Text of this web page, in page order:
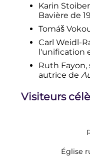
Karin Stoiber
Bavière de
Tomáš
Carl Weidl-
l'unification
Ruth Fayon,
autrice de
Visiteurs
Église